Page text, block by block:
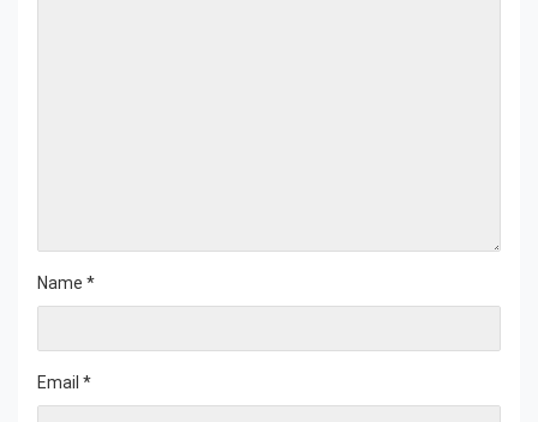
Name *
Email *